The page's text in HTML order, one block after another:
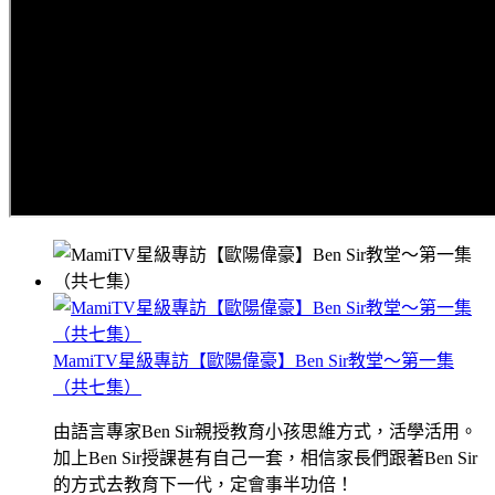
MamiTV星級專訪【歐陽偉豪】Ben Sir教堂～第一集
（共七集）
由語言專家Ben Sir親授教育小孩思維方式，活學活用。
加上Ben Sir授課甚有自己一套，相信家長們跟著Ben Sir
的方式去教育下一代，定會事半功倍！